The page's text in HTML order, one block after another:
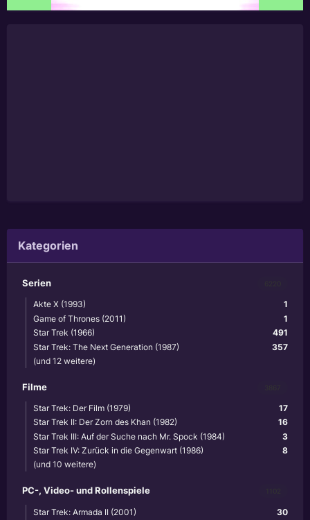
Kategorien
Serien
1
Akte X (1993)
1
Game of Thrones (2011)
491
Star Trek (1966)
357
Star Trek: The Next Generation (1987)
(und 12 weitere)
Filme
17
Star Trek: Der Film (1979)
16
Star Trek II: Der Zorn des Khan (1982)
3
Star Trek III: Auf der Suche nach Mr. Spock (1984)
8
Star Trek IV: Zurück in die Gegenwart (1986)
(und 10 weitere)
PC-, Video- und Rollenspiele
30
Star Trek: Armada II (2001)